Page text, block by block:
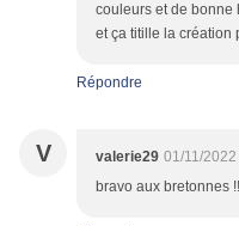
couleurs et de bonne
et ça titille la création
Répondre
V valerie29 01/11/
bravo aux bretonnes